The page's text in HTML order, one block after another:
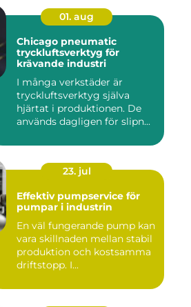
01. aug
Chicago pneumatic
tryckluftsverktyg för
krävande industri
I många verkstäder är
tryckluftsverktyg själva
hjärtat i produktionen. De
används dagligen för slipn...
23. jul
Effektiv pumpservice för
pumpar i industrin
En väl fungerande pump kan
vara skillnaden mellan stabil
produktion och kostsamma
driftstopp. I...